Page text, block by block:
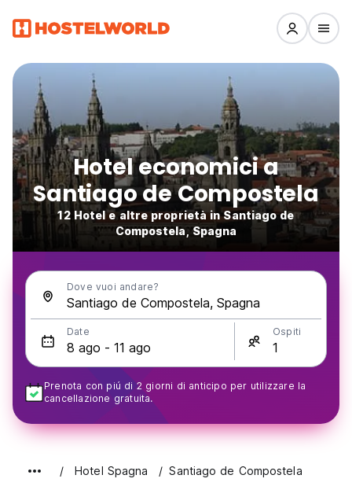
Hotel economici a
Santiago de Compostela
12 Hotel e altre proprietà in Santiago de
Compostela, Spagna
Dove vuoi andare?
Date Ospiti
Prenota con piú di 2 giorni di anticipo per utilizzare la
cancellazione gratuita.
Hotel Spagna Santiago de Compostela